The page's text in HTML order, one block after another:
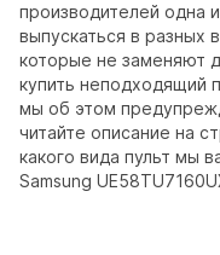
производителей одна
выпускаться в разных
которые не заменяют
купить неподходящий
мы об этом
читайте описание на
какого вида пульт мы
Samsung